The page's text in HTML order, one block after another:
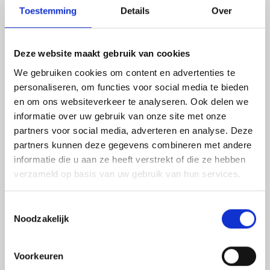
Toestemming Details Over
Deze website maakt gebruik van cookies
We gebruiken cookies om content en advertenties te
personaliseren, om functies voor social media te bieden
en om ons websiteverkeer te analyseren. Ook delen we
informatie over uw gebruik van onze site met onze
partners voor social media, adverteren en analyse. Deze
partners kunnen deze gegevens combineren met andere
informatie die u aan ze heeft verstrekt of die ze hebben
verzameld op basis van uw gebruik van hun services.
Noodzakelijk
Voorkeuren
Tip 2: Bezoek een
onderwijsbeurs
Niet alleen leerzaam, ook leuk om heen te gaan; de
onderwijsbeurs! Een groot aantal scholen en opleiders
presenteren hier de studiemogelijkheden. Doe dit bij
voorkeur al vóór je examenjaar. De beurs is
voornamelijk handig als je nog aan het oriënteren
bent. Goed om te bekijken wat de mogelijkheden zijn
binnen een bepaald vakgebied. Het kan zijn dat je hier